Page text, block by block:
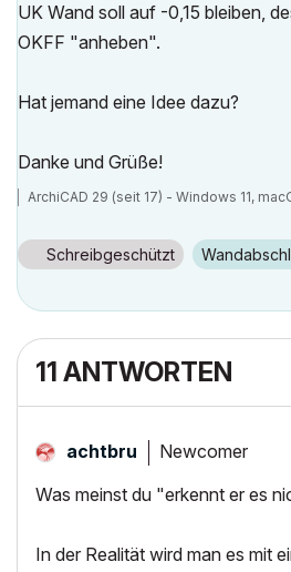
UK Wand soll auf -0,15 bleiben,
OKFF "anheben".
Hat jemand eine Idee dazu?
Danke und Grüße!
ArchiCAD 29 (seit 17) - Windows 11,
Schreibgeschützt
11 ANTWORTEN
achtbru Newcomer
Was meinst du "erkennt er es
In der Realität wird man es mit